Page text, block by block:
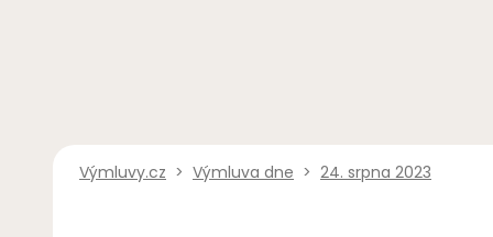
Výmluvy.cz > Výmluva dne > 24. srpna 2023